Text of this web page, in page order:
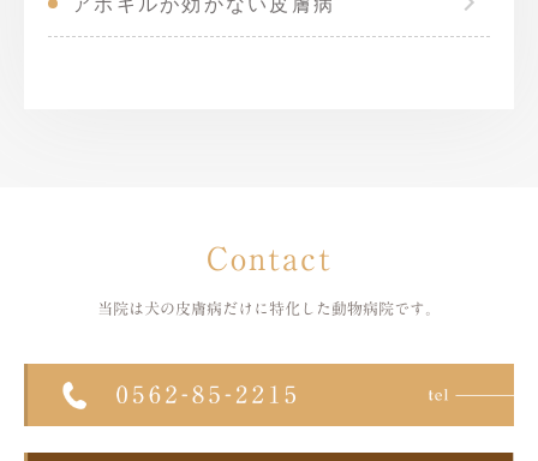
アポキルが効かない皮膚病
Contact
当院は犬の皮膚病だけに特化した 動物病院です。